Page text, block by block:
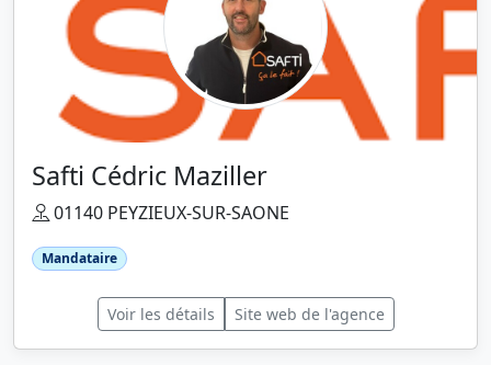
Safti Cédric Maziller
01140 PEYZIEUX-SUR-SAONE
Mandataire
Voir les détails Site web de l'agence